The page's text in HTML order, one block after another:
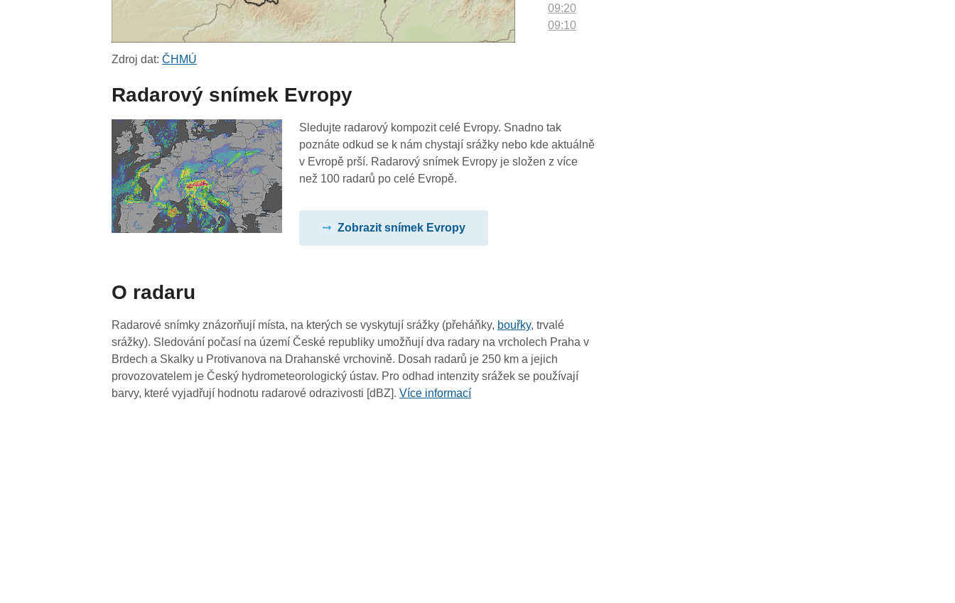
09:20
09:10
08:10
08:00
07:50
06:10
06:00
05:50
05:40
Zdroj dat:ČHMÚ
Radarový snímek Evropy
Sledujte radarový kompozit celé Evropy. Snadno tak
poznáte odkud se k nám chystají srážky nebo kde aktuálně
v Evropě prší. Radarový snímek Evropy je složen z více
než 100 radarů po celé Evropě.
Zobrazit snímek Evropy
O radaru
Radarové snímky znázorňují místa, na kterých se vyskytují srážky (přeháňky, bouřky, trvalé
srážky). Sledování počasí na území České republiky umožňují dva radary na vrcholech Praha v
Brdech a Skalky u Protivanova na Drahanské vrchovině. Dosah radarů je 250 km a jejich
provozovatelem je Český hydrometeorologický ústav. Pro odhad intenzity srážek se používají
barvy, které vyjadřují hodnotu radarové odrazivosti [dBZ].Více informací